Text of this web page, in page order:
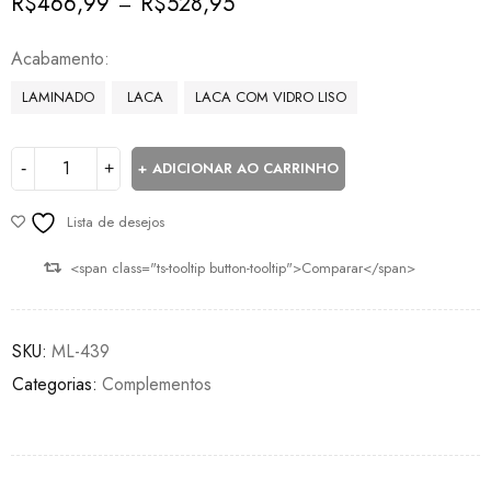
–
Acabamento
LAMINADO LACA LACA COM VIDRO LISO
ADICIONAR AO CARRINHO
Lista de desejos
<span class="ts-tooltip button-tooltip">Comparar</span>
SKU: ML-439
Categorias: Complementos